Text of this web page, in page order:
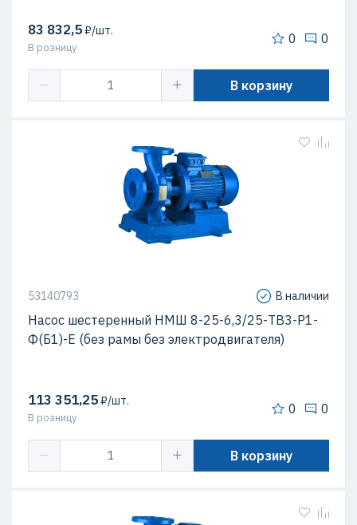
83 832,5₽/шт.
В розницу
0 0
В корзину
53140793 В наличии
Насос шестеренный НМШ 8-25-6,3/25-ТВ3-Р1-
Ф(Б1)-Е (без рамы без электродвигателя)
113 351,25₽/шт.
В розницу
0 0
В корзину